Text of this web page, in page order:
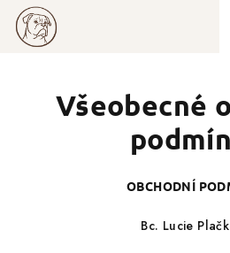
Přejít
obsah
Všeobecné
OBCHODNÍ
Bc. Lucie